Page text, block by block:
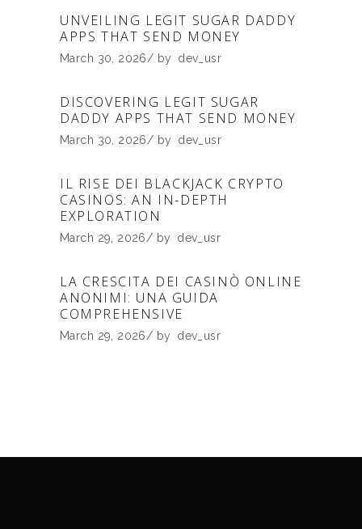
UNVEILING LEGIT SUGAR DADDY
APPS THAT SEND MONEY
March 30, 2026 by dev_usr
DISCOVERING LEGIT SUGAR
DADDY APPS THAT SEND MONEY
March 30, 2026 by dev_usr
IL RISE DEI BLACKJACK CRYPTO
CASINOS: AN IN-DEPTH
EXPLORATION
March 29, 2026 by dev_usr
LA CRESCITA DEI CASINÒ ONLINE
ANONIMI: UNA GUIDA
COMPREHENSIVE
March 29, 2026 by dev_usr